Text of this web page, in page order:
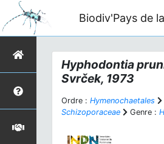
Biodiv'Pays de
Hyphodontia
Svrček, 1973
Ordre : Hymenochaetales
Schizoporaceae
Genre :